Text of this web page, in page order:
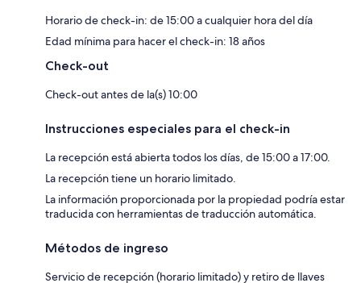
Horario de check-in: de 15:00 a cualquier hora del día
Edad mínima para hacer el check-in: 18 años
Check-out
Check-out antes de la(s) 10:00
Instrucciones especiales para el check-in
La recepción está abierta todos los días, de 15:00 a 17:00.
La recepción tiene un horario limitado.
La información proporcionada por la propiedad podría estar
traducida con herramientas de traducción automática.
Métodos de ingreso
Servicio de recepción (horario limitado) y retiro de llaves